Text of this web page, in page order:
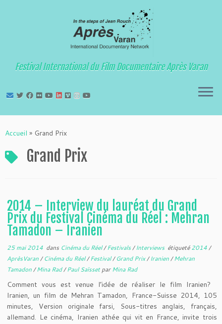
au
Festival International du Film Documentaire Après Varan
Accueil » Grand Prix
Grand Prix
2014 – Interview du lauréat du Grand
Prix du Festival Cinéma du Réel : Mehran
Tamadon – Iranien
25 mai 2014 dans Cinéma du Réel/Festivals/Interviews étiqueté2014/
AprèsVaran/Cinéma du Réel/Festival/Grand Prix/Iranien/Mehran
Tamadon/Mina Rad/Paul SaïssetparMina Rad
Comment vous est venue l’idée de réaliser le film Iranien?
Iranien, un film de Mehran Tamadon, France-Suisse 2014, 105
minutes, Version originale farsi, Sous-titres anglais, français,
allemand. Le cinéma, Iranien athée qui vit en France, invite trois